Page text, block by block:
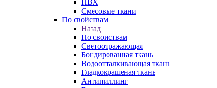
ПВХ
Смесовые ткани
По свойствам
Назад
По свойствам
Светоотражающая
Бондированная ткань
Водоотталкивающая ткань
Гладкокрашеная ткань
Антипиллинг